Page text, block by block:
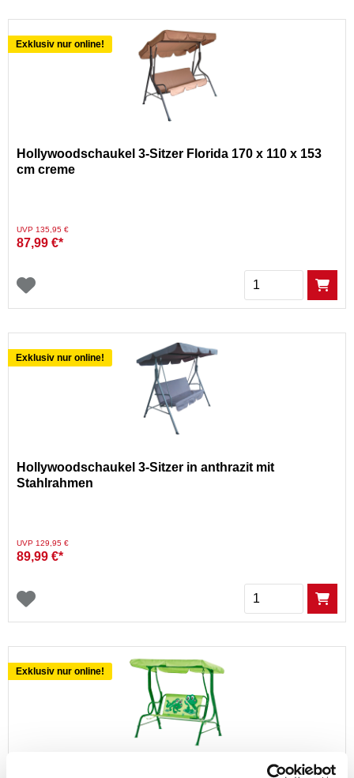
Exklusiv nur online!
Hollywoodschaukel 3-Sitzer Florida 170 x 110 x 153
cm creme
Preis reduziert von
UVP 135,95 €auf
87,99 €*
Menge
Exklusiv nur online!
Hollywoodschaukel 3-Sitzer in anthrazit mit
Stahlrahmen
Preis reduziert von
UVP 129,95 €auf
89,99 €*
Menge
Exklusiv nur online!